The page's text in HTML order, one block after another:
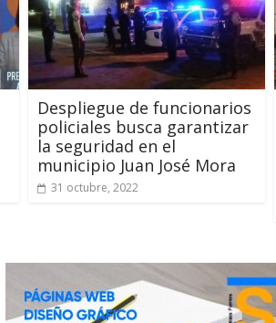
Despliegue de funcionarios
policiales busca garantizar
la seguridad en el
municipio Juan José Mora
31 octubre, 2022